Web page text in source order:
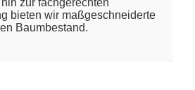
bieten wir maßgeschneiderte
Baumbestand.